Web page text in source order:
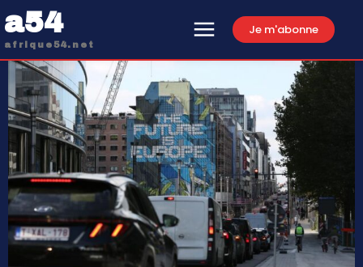
a54
afrique54.net
Je m'abonne